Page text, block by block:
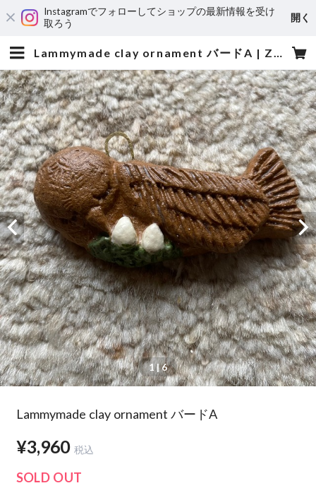
Instagramでフォローしてショップの最新情報を受け
取ろう
開く
Lammymade clay ornament バードA | Zakka Owl 雑貨オウル-owly.accessories
1| 6
Lammymade clay ornament バードA
¥3,960 税込
SOLD OUT